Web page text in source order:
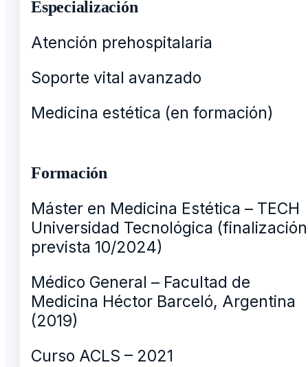
Especialización
Atención prehospitalaria
Soporte vital avanzado
Medicina estética (en formación)
Formación
Máster en Medicina Estética – TECH
Universidad Tecnológica (finalización
prevista 10/2024)
Médico General – Facultad de
Medicina Héctor Barceló, Argentina
(2019)
Curso ACLS – 2021